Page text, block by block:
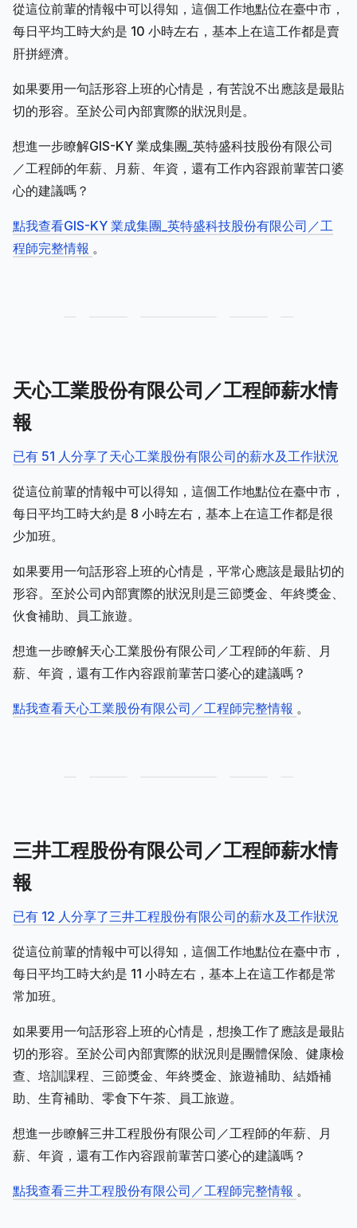
從這位前輩的情報中可以得知，這個工作地點位在臺中市，
每日平均工時大約是 10 小時左右，基本上在這工作都是賣
肝拼經濟。
如果要用一句話形容上班的心情是，有苦說不出應該是最貼
切的形容。至於公司內部實際的狀況則是。
想進一步瞭解GIS-KY 業成集團_英特盛科技股份有限公司
／工程師的年薪、月薪、年資，還有工作內容跟前輩苦口婆
心的建議嗎？
點我查看GIS-KY 業成集團_英特盛科技股份有限公司／工
程師完整情報 。
天心工業股份有限公司／工程師薪水情
報
已有 51 人分享了天心工業股份有限公司的薪水及工作狀況
從這位前輩的情報中可以得知，這個工作地點位在臺中市，
每日平均工時大約是 8 小時左右，基本上在這工作都是很
少加班。
如果要用一句話形容上班的心情是，平常心應該是最貼切的
形容。至於公司內部實際的狀況則是三節獎金、年終獎金、
伙食補助、員工旅遊。
想進一步瞭解天心工業股份有限公司／工程師的年薪、月
薪、年資，還有工作內容跟前輩苦口婆心的建議嗎？
點我查看天心工業股份有限公司／工程師完整情報 。
三井工程股份有限公司／工程師薪水情
報
已有 12 人分享了三井工程股份有限公司的薪水及工作狀況
從這位前輩的情報中可以得知，這個工作地點位在臺中市，
每日平均工時大約是 11 小時左右，基本上在這工作都是常
常加班。
如果要用一句話形容上班的心情是，想換工作了應該是最貼
切的形容。至於公司內部實際的狀況則是團體保險、健康檢
查、培訓課程、三節獎金、年終獎金、旅遊補助、結婚補
助、生育補助、零食下午茶、員工旅遊。
想進一步瞭解三井工程股份有限公司／工程師的年薪、月
薪、年資，還有工作內容跟前輩苦口婆心的建議嗎？
點我查看三井工程股份有限公司／工程師完整情報 。